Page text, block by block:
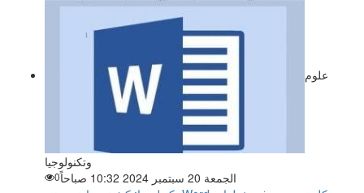
علوم
وتكنولوجيا
الجمعة 20 سبتمبر 2024 10:32 صباحاً
0